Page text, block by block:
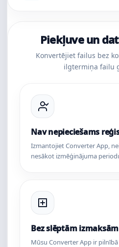
Piekļuve un
Konvertējiet failus bez
ilgtermiņa failu
Nav nepieciešams
Izmantojiet Converter App,
nesākot izmēģinājuma
Bez slēptām izmaksām
Mūsu Converter App ir